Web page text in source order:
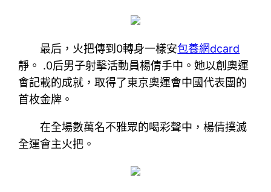
最后，火把傳到0轉身一樣安包養網dcard
靜。 .0后男子射擊活動員楊倩手中。她以創奧運
會記載的成就，取得了東京奧運會中國代表團的
首枚金牌。
在全場數萬名不雅眾的喝彩聲中，楊倩撲滅
全運會主火把。